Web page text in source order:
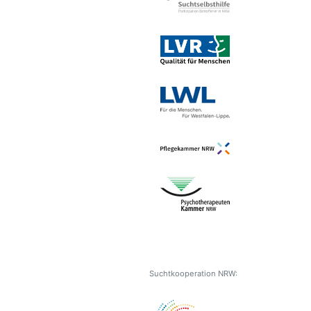
Suchtkooperation NRW: